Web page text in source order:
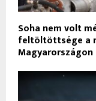
Soha nem volt
feltöltöttsége a